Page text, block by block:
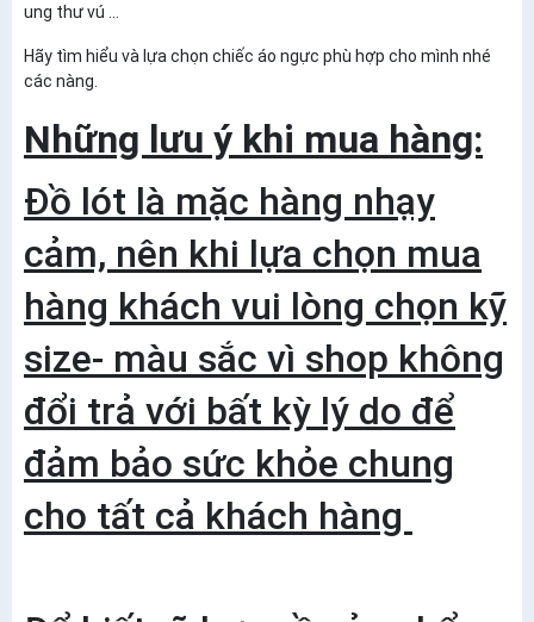
ung thư vú ...
Hãy tìm hiểu và lựa chọn chiếc áo ngực phù hợp cho mình nhé
các nàng.
Những lưu ý khi mua hàng:
Đồ lót là mặc hàng nhạy
cảm, nên khi lựa chọn mua
hàng khách vui lòng chọn kỹ
size- màu sắc vì shop không
đổi trả với bất kỳ lý do để
đảm bảo sức khỏe chung
cho tất cả khách hàng